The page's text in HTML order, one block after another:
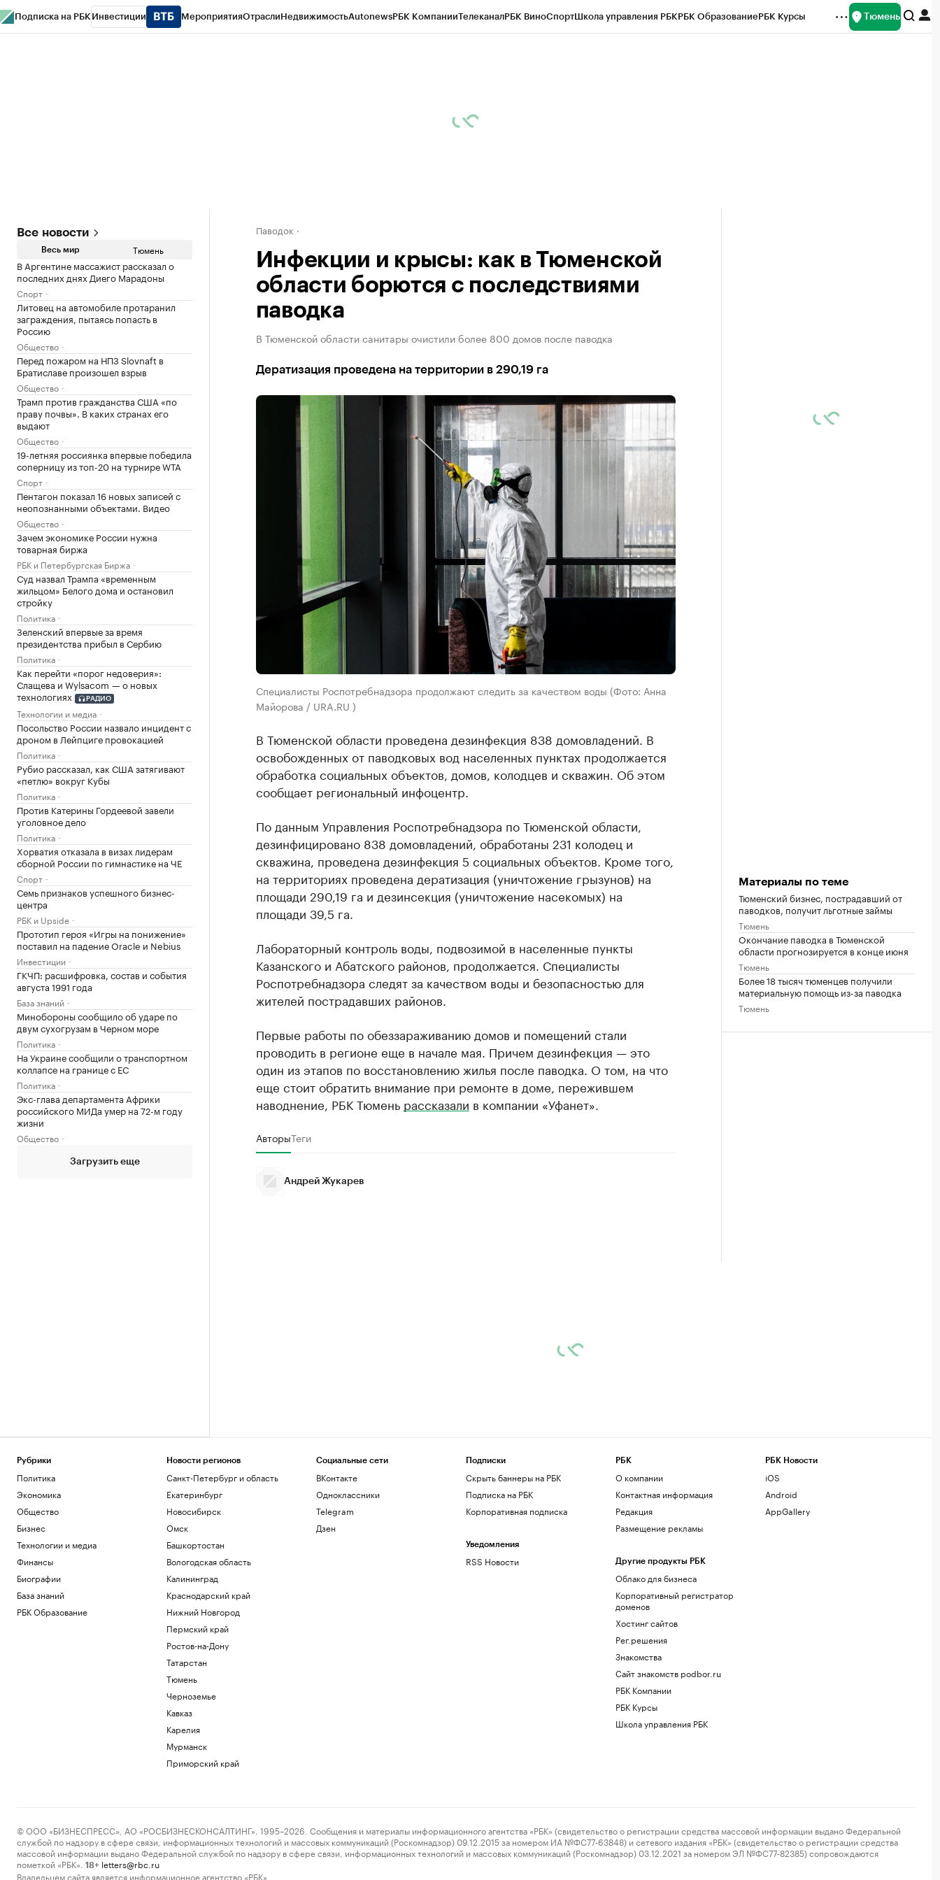
Подписка на РБК Инвестиции МероприятияОтраслиНедвижимостьAutonewsРБК КомпанииТелеканалРБК ВиноСпортШкола управления РБКРБК ОбразованиеРБК Курсы Тюмень
Все новости
Весь мир Тюмень
В Аргентине массажист рассказал о
последних днях Диего Марадоны
Спорт
Литовец на автомобиле протаранил
заграждения, пытаясь попасть в
Россию
Общество
Перед пожаром на НПЗ Slovnaft в
Братиславе произошел взрыв
Общество
Трамп против гражданства США «по
праву почвы». В каких странах его
выдают
Общество
19-летняя россиянка впервые победила
соперницу из топ-20 на турнире WTA
Спорт
Пентагон показал 16 новых записей с
неопознанными объектами. Видео
Общество
Зачем экономике России нужна
товарная биржа
РБК и Петербургская Биржа
Суд назвал Трампа «временным
жильцом» Белого дома и остановил
стройку
Политика
Зеленский впервые за время
президентства прибыл в Сербию
Политика
Как перейти «порог недоверия»:
Слащева и Wylsacom — о новых
технологиях
РАДИО
Технологии и медиа
Посольство России назвало инцидент с
дроном в Лейпциге провокацией
Политика
Рубио рассказал, как США затягивают
«петлю» вокруг Кубы
Политика
Против Катерины Гордеевой завели
уголовное дело
Политика
Хорватия отказала в визах лидерам
сборной России по гимнастике на ЧЕ
Спорт
Семь признаков успешного бизнес-
центра
РБК и Upside
Прототип героя «Игры на понижение»
поставил на падение Oracle и Nebius
Инвестиции
ГКЧП: расшифровка, состав и события
августа 1991 года
База знаний
Минобороны сообщило об ударе по
двум сухогрузам в Черном море
Политика
На Украине сообщили о транспортном
коллапсе на границе с ЕС
Политика
Экс-глава департамента Африки
российского МИДа умер на 72-м году
жизни
Общество
Загрузить еще
Паводок
Инфекции и крысы: как в Тюменской
области борются с последствиями
паводка
В Тюменской области санитары очистили более 800 домов после паводка
Дератизация проведена на территории в 290,19 га
Специалисты Роспотребнадзора продолжают следить за качеством воды (Фото: Анна
Майорова / URA.RU )
В Тюменской области проведена дезинфекция 838 домовладений. В
освобожденных от паводковых вод населенных пунктах продолжается
обработка социальных объектов, домов, колодцев и скважин. Об этом
сообщает региональный инфоцентр.
По данным Управления Роспотребнадзора по Тюменской области,
дезинфицировано 838 домовладений, обработаны 231 колодец и
скважина, проведена дезинфекция 5 социальных объектов. Кроме того,
на территориях проведена дератизация (уничтожение грызунов) на
площади 290,19 га и дезинсекция (уничтожение насекомых) на
площади 39,5 га.
Лабораторный контроль воды, подвозимой в населенные пункты
Казанского и Абатского районов, продолжается. Специалисты
Роспотребнадзора следят за качеством воды и безопасностью для
жителей пострадавших районов.
Первые работы по обеззараживанию домов и помещений стали
проводить в регионе еще в начале мая. Причем дезинфекция — это
один из этапов по восстановлению жилья после паводка. О том, на что
еще стоит обратить внимание при ремонте в доме, пережившем
наводнение, РБК Тюмень рассказали в компании «Уфанет».
АвторыТеги
Андрей Жукарев
Материалы по теме
Тюменский бизнес, пострадавший от
паводков, получит льготные займы
Тюмень
Окончание паводка в Тюменской
области прогнозируется в конце июня
Тюмень
Более 18 тысяч тюменцев получили
материальную помощь из-за паводка
Тюмень
Рубрики
Политика
Экономика
Общество
Бизнес
Технологии и медиа
Финансы
Биографии
База знаний
РБК Образование
Новости регионов
Санкт-Петербург и область
Екатеринбург
Новосибирск
Омск
Башкортостан
Вологодская область
Калининград
Краснодарский край
Нижний Новгород
Пермский край
Ростов-на-Дону
Татарстан
Тюмень
Черноземье
Кавказ
Карелия
Мурманск
Приморский край
Социальные сети
ВКонтакте
Одноклассники
Telegram
Дзен
Подписки
Скрыть баннеры на РБК
Подписка на РБК
Корпоративная подписка
Уведомления
RSS Новости
РБК
О компании
Контактная информация
Редакция
Размещение рекламы
Другие продукты РБК
Облако для бизнеса
Корпоративный регистратор
доменов
Хостинг сайтов
Рег.решения
Знакомства
Сайт знакомств podbor.ru
РБК Компании
РБК Курсы
Школа управления РБК
РБК Новости
iOS
Android
AppGallery
© ООО «БИЗНЕСПРЕСС», АО «РОСБИЗНЕСКОНСАЛТИНГ», 1995–2026. Сообщения и материалы информационного агентства «РБК» (свидетельство о регистрации средства массовой информации выдано Федеральной
службой по надзору в сфере связи, информационных технологий и массовых коммуникаций (Роскомнадзор) 09.12.2015 за номером ИА №ФС77-63848) и сетевого издания «РБК» (свидетельство о регистрации средства
массовой информации выдано Федеральной службой по надзору в сфере связи, информационных технологий и массовых коммуникаций (Роскомнадзор) 03.12.2021 за номером ЭЛ №ФС77-82385) сопровождаются
пометкой «РБК».
18+ letters@rbc.ru
Владельцем сайта является информационное агентство «РБК».